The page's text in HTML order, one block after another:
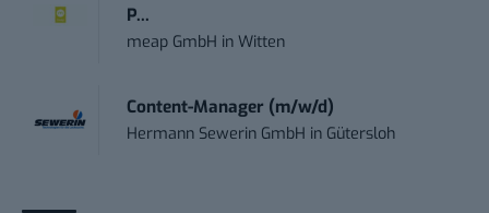
P...
meap GmbH inWitten
Content-Manager (m/w/d)
Hermann Sewerin GmbH in Gütersloh